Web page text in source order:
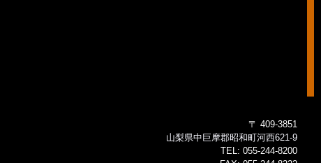
〒 409-3851
山梨県中巨摩郡昭和町河西621-9
TEL: 055-244-8200